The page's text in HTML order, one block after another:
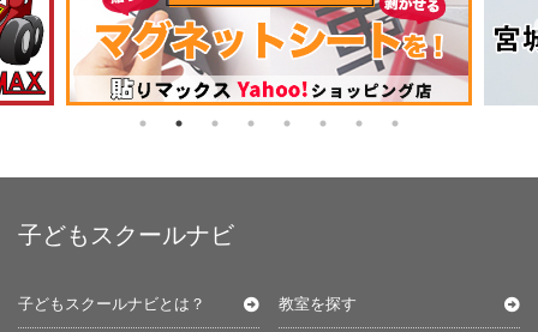
子どもスクールナビ
子どもスクールナビとは？ 教室を探す